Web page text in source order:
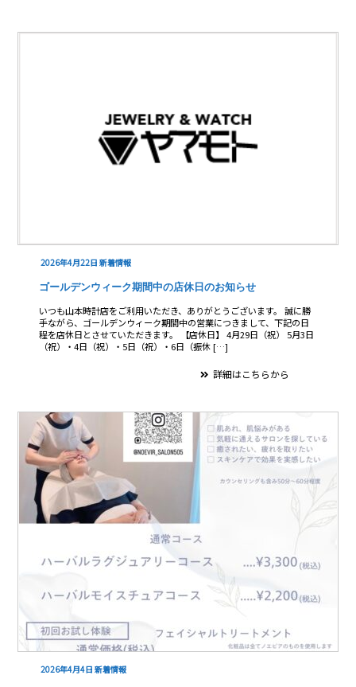
2026年4月22日 新着情報
ゴールデンウィーク期間中の店休日のお知らせ
いつも山本時計店をご利用いただき、ありがとうございます。 誠に勝
手ながら、ゴールデンウィーク期間中の営業につきまして、下記の日
程を店休日とさせていただきます。 【店休日】 4月29日（祝） 5月3日
（祝）・4日（祝）・5日（祝）・6日（振休 […]
詳細はこちらから
2026年4月4日 新着情報